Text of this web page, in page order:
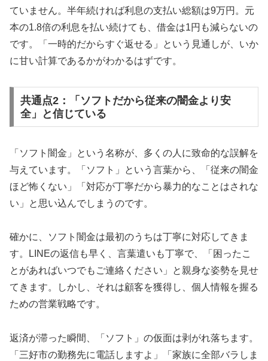
ていません。半年続ければ利息の支払い総額は9万円。元
本の1.8倍の利息を払い続けても、借金は1円も減らないの
です。「一時的だからすぐ返せる」という見通しが、いか
に甘い計算であるかがわかるはずです。
共通点2：「ソフトだから従来の闇金より安
全」と信じている
「ソフト闇金」という名称が、多くの人に致命的な誤解を
与えています。「ソフト」という言葉から、「従来の闇金
ほど怖くない」「対応が丁寧だから暴力的なことはされな
い」と思い込んでしまうのです。
確かに、ソフト闇金は最初のうちは丁寧に対応してきま
す。LINEの返信も早く、言葉遣いも丁寧で、「困ったこ
とがあればいつでもご連絡ください」と親身な姿勢を見せ
てきます。しかし、それは顧客を獲得し、個人情報を握る
ための営業戦略です。
返済が滞った瞬間、「ソフト」の仮面は剥がれ落ちます。
「三好市の勤務先に電話しますよ」「家族に全部バラしま